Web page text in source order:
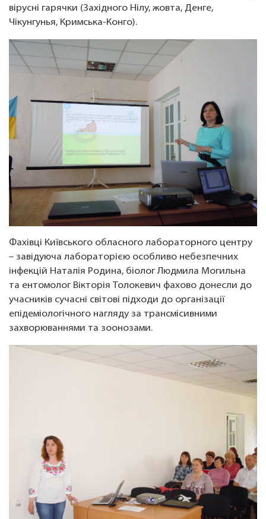
вірусні гарячки (Західного Нілу, жовта, Денге,
Чікунгунья, Кримська-Конго).
Фахівці Київського обласного лабораторного центру
– завідуюча лабораторією особливо небезпечних
інфекцій Наталія Родина, біолог Людмила Могильна
та ентомолог Вікторія Толокевич фахово донесли до
учасників сучасні світові підходи до організації
епідеміологічного нагляду за трансмісивними
захворюваннями та зоонозами.